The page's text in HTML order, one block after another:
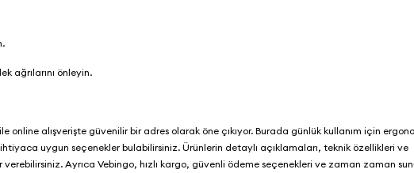
ağrılarını önleyin.
online alışverişte güvenilir bir adres olarak öne çıkıyor. Burada günlük kullanım için
uygun seçenekler bulabilirsiniz. Ürünlerin detaylı açıklamaları, teknik özellikleri ve
verebilirsiniz. AyrıcaVebingo, hızlı kargo, güvenli ödeme seçenekleri ve zaman zaman